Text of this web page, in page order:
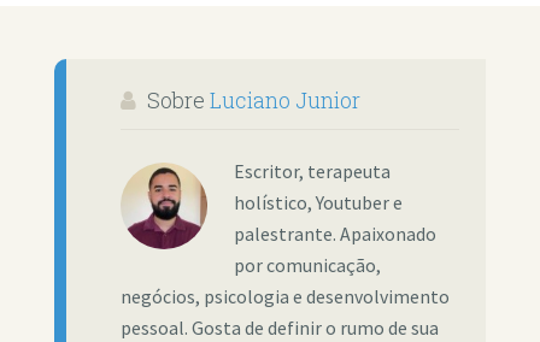
Sobre Luciano Junior
Escritor, terapeuta
holístico, Youtuber e
palestrante. Apaixonado
por comunicação,
negócios, psicologia e desenvolvimento
pessoal. Gosta de definir o rumo de sua